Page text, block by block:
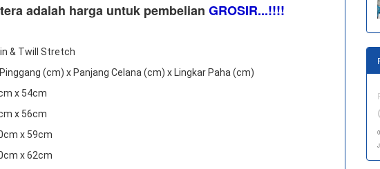
adalah harga untuk pembelian GROSIR...!!!!
& Twill Stretch
(cm) x Panjang Celana (cm) x Lingkar Paha (cm)
x 54cm
x 56cm
x 59cm
x 62cm